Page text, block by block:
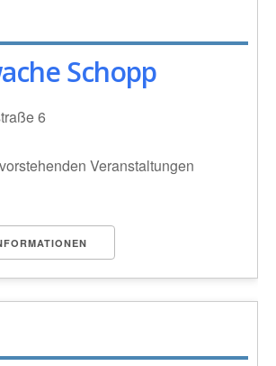
Schopp
6
Veranstaltungen